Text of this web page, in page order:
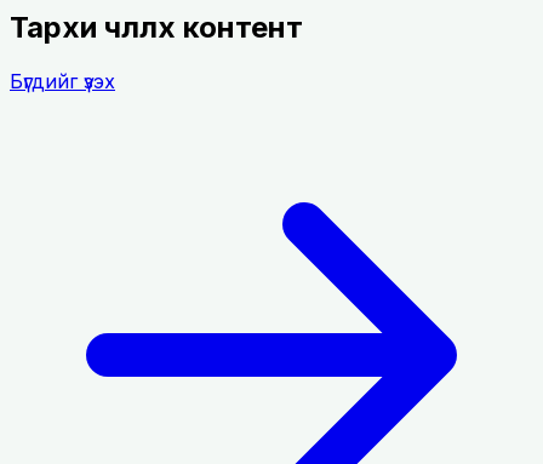
Тархи чөлөөлөх контент
Бүгдийг үзэх